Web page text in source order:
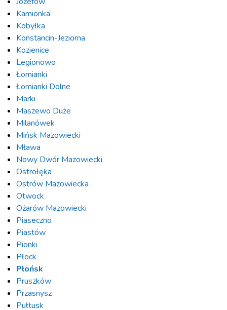
Kamionka
Kobyłka
Konstancin-Jeziorna
Kozienice
Legionowo
Łomianki
Łomianki Dolne
Marki
Maszewo Duże
Milanówek
Mińsk Mazowiecki
Mława
Nowy Dwór Mazowiecki
Ostrołęka
Ostrów Mazowiecka
Otwock
Ożarów Mazowiecki
Piaseczno
Piastów
Pionki
Płock
Płońsk
Pruszków
Przasnysz
Pułtusk